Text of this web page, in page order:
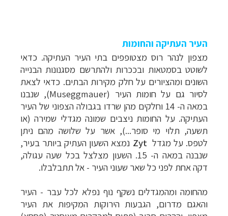
העיר העתיקה והחומות
מצפון לנהר רוס מצטופפים בתי העיר העתיקה. כדאי
לשוטט בסמטאות ובככרות ולהתרשם מסגנונות הבנייה
השונים ומהציורים על חלק מקירות הבתים. כדאי לצאת
לסיור גם על חומות העיר (Museggmauer), שנבנו
במאה ה- 14 וחלקים מהן שרדו בגבולה הצפוני של העיר
העתיקה. על החומות ניצבים שמונה מגדלי שמירה (או
תשעה, תלוי מי סופר...), אשר על שלושה מהם ניתן
לטפס. על מגדל Zyt נמצא השעון העתיק ביותר בעיר,
שנבנה במאה ה- 15. השעון מצלצל בכל שעה עגולה,
דקה אחת לפני כל שאר שעוני העיר - אל תתבלבלו.
מהחומה ומהמגדלים נשקף נוף נפלא לכל עבר - העיר
והאגם מדרום, הגבעות הירוקות המקיפות את העיר